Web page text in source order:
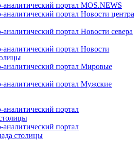
портал MOS.NEWS
портал Новости центра
портал Новости севера
портал Новости
портал Мировые
портал Мужские
портал
портал
столицы